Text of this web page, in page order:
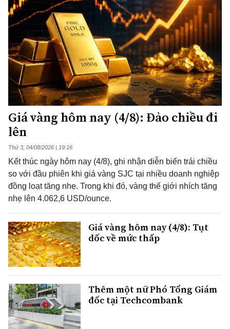
Giá vàng hôm nay (4/8): Đảo chiều đi
lên
Thứ 3, 04/08/2026 | 19:16
Kết thúc ngày hôm nay (4/8), ghi nhận diễn biến trái chiều
so với đầu phiên khi giá vàng SJC tại nhiều doanh nghiệp
đồng loạt tăng nhẹ. Trong khi đó, vàng thế giới nhích tăng
nhẹ lên 4.062,6 USD/ounce.
Giá vàng hôm nay (4/8): Tụt
dốc về mức thấp
Thêm một nữ Phó Tổng Giám
đốc tại Techcombank